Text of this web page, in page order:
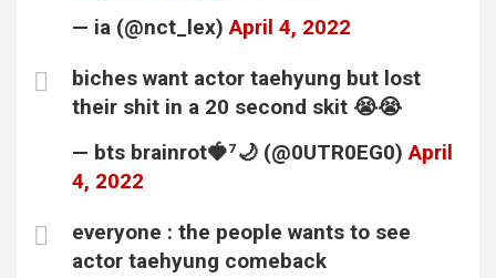
— ia (@nct_lex)April 4, 2022
biches want actor taehyung but lost
their shit in a 20 second skit 😭😭
— bts brainrot🍓⁷🌙 (@0UTR0EG0)April
4, 2022
everyone : the people wants to see
actor taehyung comeback